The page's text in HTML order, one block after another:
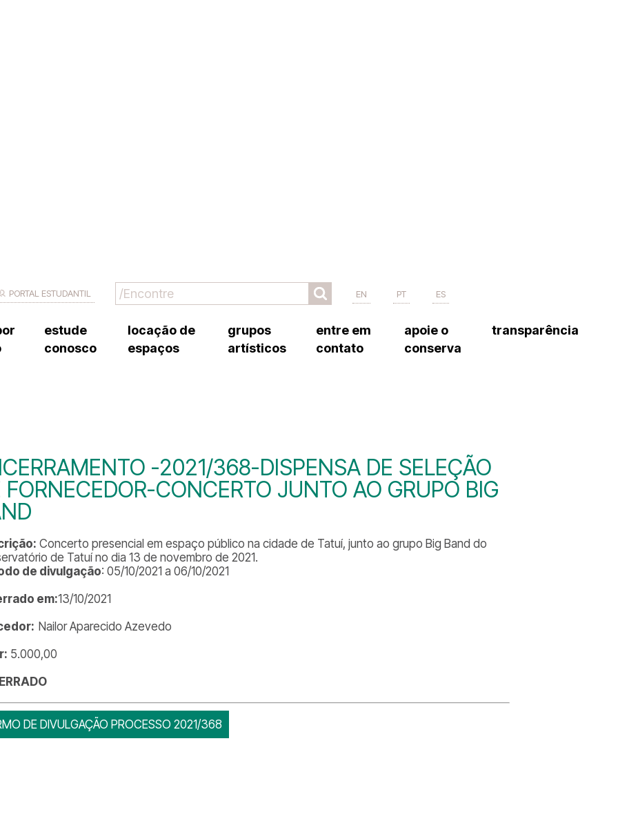
PORTAL ESTUDANTIL EN PT ES
estude
conosco
locação de
espaços
grupos
artísticos
entre em
contato
assessoria de imprensa
trabalhe conosco
apoie o
conserva
transparência
-2021/368-DISPENSA DE SELEÇÃO
FORNECEDOR-CONCERTO JUNTO AO GRUPO BIG
Concerto presencial em espaço público na cidade de Tatuí, junto ao grupo Big Band do
de Tatuí no dia 13 de novembro de 2021.
de divulgação: 05/10/2021 a 06/10/2021
em:13/10/2021
Nailor Aparecido Azevedo
5.000,00
DE DIVULGAÇÃO PROCESSO 2021/368